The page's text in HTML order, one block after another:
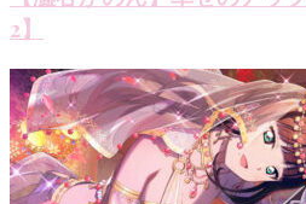
2】